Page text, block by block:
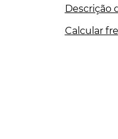
Descrição
Calcular